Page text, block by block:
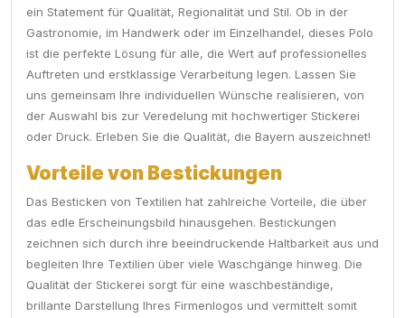
ein Statement für Qualität, Regionalität und Stil. Ob in der
Gastronomie, im Handwerk oder im Einzelhandel, dieses Polo
ist die perfekte Lösung für alle, die Wert auf professionelles
Auftreten und erstklassige Verarbeitung legen. Lassen Sie
uns gemeinsam Ihre individuellen Wünsche realisieren, von
der Auswahl bis zur Veredelung mit hochwertiger Stickerei
oder Druck. Erleben Sie die Qualität, die Bayern auszeichnet!
Vorteile von Bestickungen
Das Besticken von Textilien hat zahlreiche Vorteile, die über
das edle Erscheinungsbild hinausgehen. Bestickungen
zeichnen sich durch ihre beeindruckende Haltbarkeit aus und
begleiten Ihre Textilien über viele Waschgänge hinweg. Die
Qualität der Stickerei sorgt für eine waschbeständige,
brillante Darstellung Ihres Firmenlogos und vermittelt somit